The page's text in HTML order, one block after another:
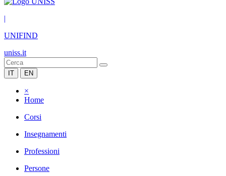
|
UNIFIND
uniss.it
IT EN
×
Home
Corsi
Insegnamenti
Professioni
Persone